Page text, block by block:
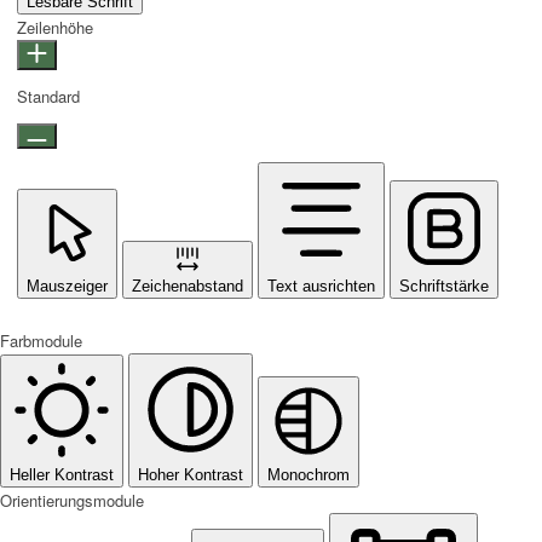
Zeilenhöhe
Standard
Mauszeiger Zeichenabstand Text ausrichten Schriftstärke
Farbmodule
Heller Kontrast Hoher Kontrast Monochrom
Orientierungsmodule